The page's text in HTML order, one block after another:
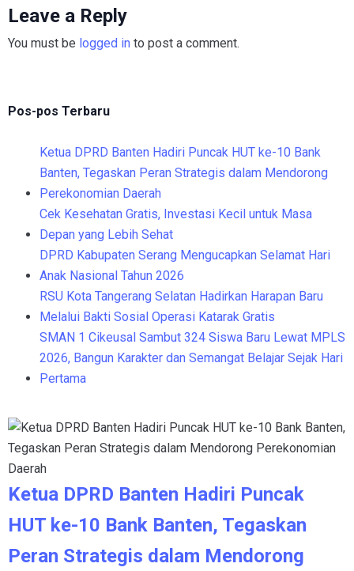
Leave a Reply
You must be logged in to post a comment.
Pos-pos Terbaru
Ketua DPRD Banten Hadiri Puncak HUT ke-10 Bank
Banten, Tegaskan Peran Strategis dalam Mendorong
Perekonomian Daerah
Cek Kesehatan Gratis, Investasi Kecil untuk Masa
Depan yang Lebih Sehat
DPRD Kabupaten Serang Mengucapkan Selamat Hari
Anak Nasional Tahun 2026
RSU Kota Tangerang Selatan Hadirkan Harapan Baru
Melalui Bakti Sosial Operasi Katarak Gratis
SMAN 1 Cikeusal Sambut 324 Siswa Baru Lewat MPLS
2026, Bangun Karakter dan Semangat Belajar Sejak Hari
Pertama
Ketua DPRD Banten Hadiri Puncak
HUT ke-10 Bank Banten, Tegaskan
Peran Strategis dalam Mendorong